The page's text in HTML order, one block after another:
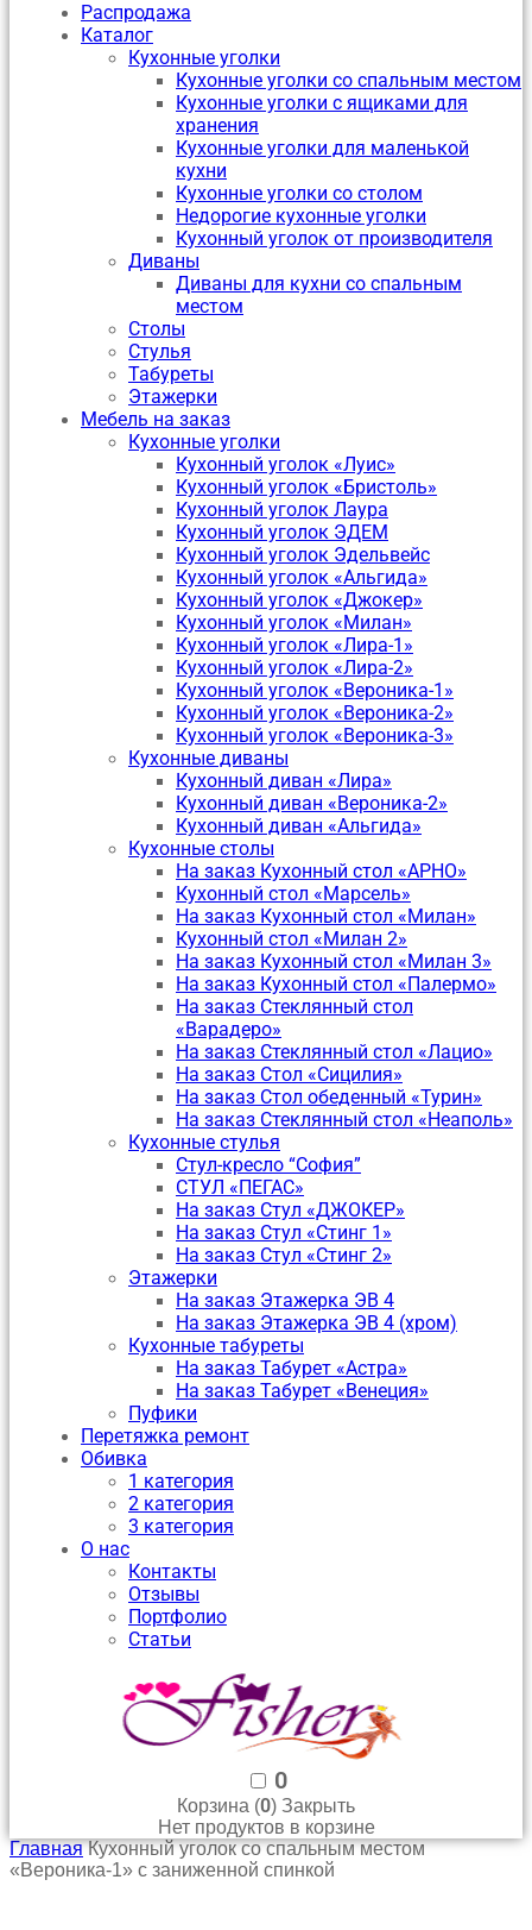
Распродажа
Каталог
Кухонные уголки
Кухонные уголки со спальным местом
Кухонные уголки с ящиками для
хранения
Кухонные уголки для маленькой
кухни
Кухонные уголки со столом
Недорогие кухонные уголки
Кухонный уголок от производителя
Диваны
Диваны для кухни со спальным
местом
Столы
Стулья
Табуреты
Этажерки
Мебель на заказ
Кухонные уголки
Кухонный уголок «Луис»
Кухонный уголок «Бристоль»
Кухонный уголок Лаура
Кухонный уголок ЭДЕМ
Кухонный уголок Эдельвейс
Кухонный уголок «Альгида»
Кухонный уголок «Джокер»
Кухонный уголок «Милан»
Кухонный уголок «Лира-1»
Кухонный уголок «Лира-2»
Кухонный уголок «Вероника-1»
Кухонный уголок «Вероника-2»
Кухонный уголок «Вероника-3»
Кухонные диваны
Кухонный диван «Лира»
Кухонный диван «Вероника-2»
Кухонный диван «Альгида»
Кухонные столы
На заказ Кухонный стол «АРНО»
Кухонный стол «Марсель»
На заказ Кухонный стол «Милан»
Кухонный стол «Милан 2»
На заказ Кухонный стол «Милан 3»
На заказ Кухонный стол «Палермо»
На заказ Стеклянный стол
«Варадеро»
На заказ Стеклянный стол «Лацио»
На заказ Стол «Сицилия»
На заказ Стол обеденный «Турин»
На заказ Стеклянный стол «Неаполь»
Кухонные стулья
Стул-кресло “София”
CТУЛ «ПЕГАС»
На заказ Стул «ДЖОКЕР»
На заказ Стул «Стинг 1»
На заказ Стул «Стинг 2»
Этажерки
На заказ Этажерка ЭВ 4
На заказ Этажерка ЭВ 4 (хром)
Кухонные табуреты
На заказ Табурет «Астра»
На заказ Табурет «Венеция»
Пуфики
Перетяжка ремонт
Обивка
1 категория
2 категория
3 категория
О нас
Контакты
Отзывы
Портфолио
Статьи
0
Корзина (0) Закрыть
Нет продуктов в корзине
Главная Кухонный уголок со спальным местом
«Вероника-1» с заниженной спинкой